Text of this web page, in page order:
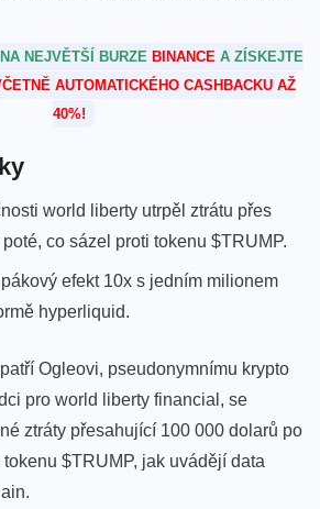
NEJVĚTŠÍ BURZE BINANCE A ZÍSKEJTE
AUTOMATICKÉHO CASHBACKU AŽ
40%!
world ​liberty utrpěl ztrátu ‍přes
co sázel proti tokenu $TRUMP.
efekt 10x ‌s jedním milionem
hyperliquid.
Ogleovi, pseudonymnímu krypto
pro ⁤world liberty financial,‍ se
ztráty‌ přesahující 100⁣ 000 dolarů po
$TRUMP, jak ⁣uvádějí data